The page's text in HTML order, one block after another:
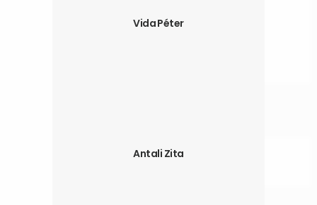
Vida Péter
Antali Zita